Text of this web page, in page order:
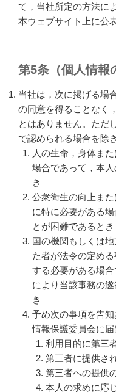
て，当社所定の方法に
本ウェブサイト上に公
第5条（個人情報
当社は，次に掲げる場
の同意を得ることなく
とはありません。ただ
で認められる場合を除
人の生命，身体ま
場合であって，本
き
公衆衛生の向上ま
に特に必要がある
とが困難であるとき
国の機関もしくは
た者が法令の定め
する必要がある場
により当該事務の
き
予め次の事項を告
情報保護委員会に届
利用目的に第三
第三者に提供さ
第三者への提供
本人の求めに応